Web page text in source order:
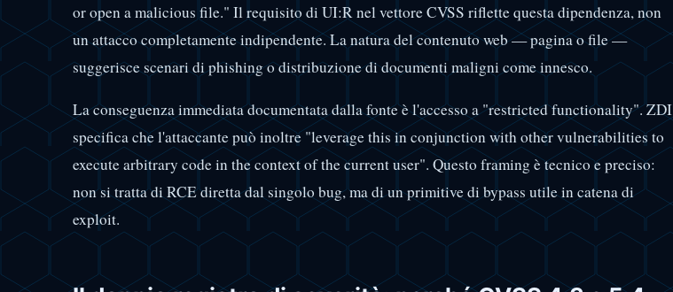
or open a malicious file." Il requisito di UI:R nel vettore CVSS riflette questa dipendenza, non
un attacco completamente indipendente. La natura del contenuto web — pagina o file —
suggerisce scenari di phishing o distribuzione di documenti maligni come innesco.
La conseguenza immediata documentata dalla fonte è l'accesso a "restricted functionality". ZDI
specifica che l'attaccante può inoltre "leverage this in conjunction with other vulnerabilities to
execute arbitrary code in the context of the current user". Questo framing è tecnico e preciso:
non si tratta di RCE diretta dal singolo bug, ma di un primitive di bypass utile in catena di
exploit.